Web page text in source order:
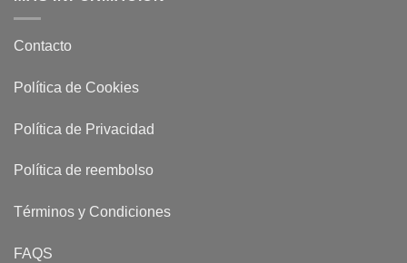
Contacto
Política de Cookies
Política de Privacidad
Política de reembolso
Términos y Condiciones
FAQS